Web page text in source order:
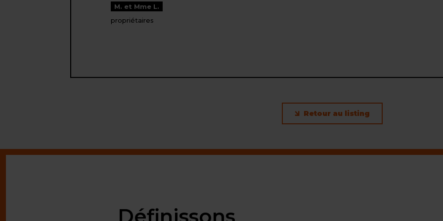
M. et Mme L.
propriétaires
Retour au listing